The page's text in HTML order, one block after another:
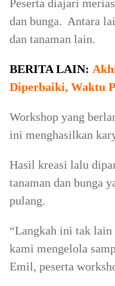
Peserta diajari
dan bunga. Antara
dan tanaman lain.
BERITA LAIN:
Diperbaiki, Waktu
Workshop yang
ini menghasilkan
Hasil kreasi lalu
tanaman dan bunga
pulang.
“Langkah ini tak lain
kami mengelola
Emil, peserta